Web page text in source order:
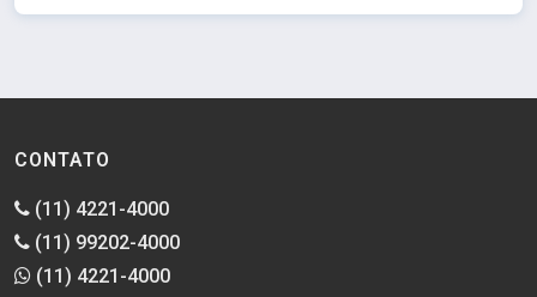
CONTATO
(11) 4221-4000
(11) 99202-4000
(11) 4221-4000